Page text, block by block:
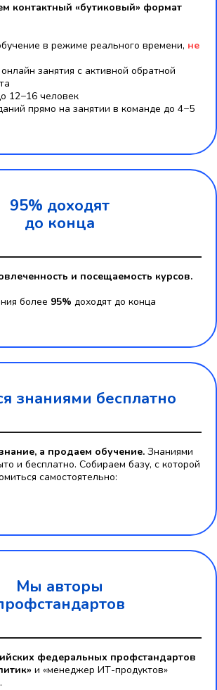
контактный «бутиковый» формат
в режиме реального времени, не
занятия c активной обратной
12−16 человек
прямо на занятии в команде до 4−5
95% доходят
до конца
и посещаемость курсов.
более 95% доходят до конца
знаниями бесплатно
а продаем обучение. Знаниями
и бесплатно. Собираем базу, с которой
самостоятельно:
Мы авторы
федеральных профстандартов
и «менеджер ИТ-продуктов»